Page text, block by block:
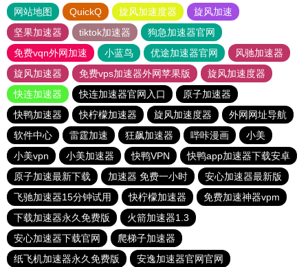
网站地图 QuickQ 旋风加速度器
旋风加速
坚果加速器
tiktok加速器
狗急加速器官网
免费vqn外网加速
小蓝鸟 优途加速器官网
风驰加速器
旋风加速器
免费vps加速器外网苹果版
旋风加速度器
快连加速器
快连加速器官网入口
原子加速器
快鸭加速器
快柠檬加速器 旋风加速度器
外网网址导航
软件中心
雷霆加速 狂飙加速器 哔咔漫画
小美
小美vpn
小美加速器 快鸭VPN
快鸭app加速器下载安卓
原子加速最新下载
加速器 免费一小时
安心加速器最新版
飞驰加速器15分钟试用
快柠檬加速器
免费加速神器vpm
下载加速器永久免费版
火箭加速器1.3
安心加速器下载官网
爬梯子加速器
纸飞机加速器永久免费版
安逸加速器官网官网